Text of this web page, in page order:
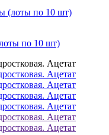
(лоты по 10 шт)
по 10 шт)